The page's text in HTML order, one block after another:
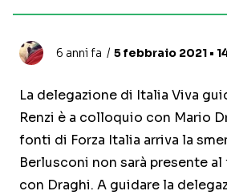
6 anni fa 5 febbraio 2021 •
La delegazione di Italia Viva
Renzi è a colloquio con Mario
fonti di Forza Italia arriva la
Berlusconi non sarà presente
con Draghi. A guidare la